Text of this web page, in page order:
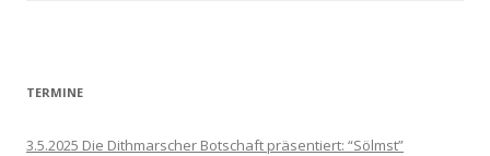
TERMINE
3.5.2025 Die Dithmarscher Botschaft präsentiert: “Sölmst”